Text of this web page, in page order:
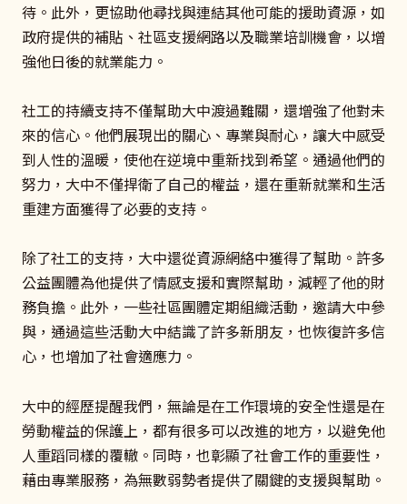
待。此外，更協助他尋找與連結其他可能的援助資源，如
政府提供的補貼、社區支援網路以及職業培訓機會，以增
強他日後的就業能力。
社工的持續支持不僅幫助大中渡過難關，還增強了他對未
來的信心。他們展現出的關心、專業與耐心，讓大中感受
到人性的溫暖，使他在逆境中重新找到希望。通過他們的
努力，大中不僅捍衛了自己的權益，還在重新就業和生活
重建方面獲得了必要的支持。
除了社工的支持，大中還從資源網絡中獲得了幫助。許多
公益團體為他提供了情感支援和實際幫助，減輕了他的財
務負擔。此外，一些社區團體定期組織活動，邀請大中參
與，通過這些活動大中結識了許多新朋友，也恢復許多信
心，也增加了社會適應力。
大中的經歷提醒我們，無論是在工作環境的安全性還是在
勞動權益的保護上，都有很多可以改進的地方，以避免他
人重蹈同樣的覆轍。同時，也彰顯了社會工作的重要性，
藉由專業服務，為無數弱勢者提供了關鍵的支援與幫助。